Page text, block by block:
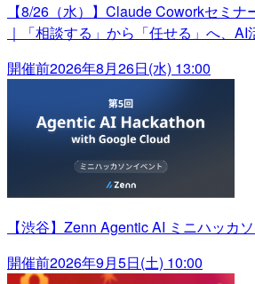
【8/26（水）】Claude Coworkセミ
｜「相談する」から「任せる」へ、
開催前2026年8月26日(水) 13:00
【渋谷】Zenn Agentic AI ミニハッカ
開催前2026年9月5日(土) 10:00